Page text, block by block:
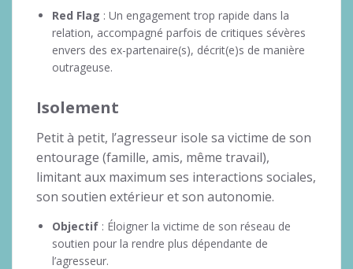
Red Flag : Un engagement trop rapide dans la
relation, accompagné parfois de critiques sévères
envers des ex-partenaire(s), décrit(e)s de manière
outrageuse.
Isolement
Petit à petit, l’agresseur isole sa victime de son
entourage (famille, amis, même travail),
limitant aux maximum ses interactions sociales,
son soutien extérieur et son autonomie.
Objectif : Éloigner la victime de son réseau de
soutien pour la rendre plus dépendante de
l’agresseur.